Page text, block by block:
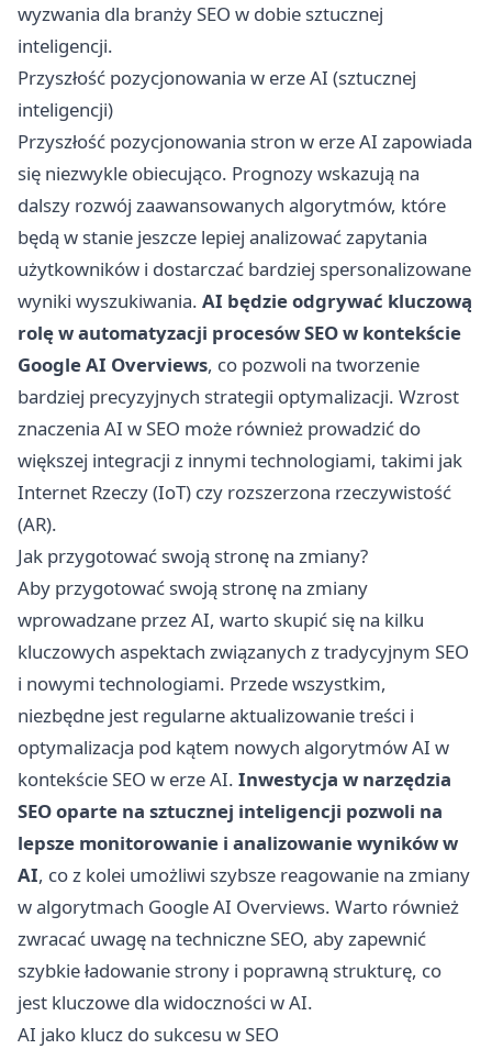
wyzwania dla branży SEO w dobie sztucznej
inteligencji.
Przyszłość pozycjonowania w erze AI (sztucznej
inteligencji)
Przyszłość pozycjonowania stron w erze AI zapowiada
się niezwykle obiecująco. Prognozy wskazują na
dalszy rozwój zaawansowanych algorytmów, które
będą w stanie jeszcze lepiej analizować zapytania
użytkowników i dostarczać bardziej spersonalizowane
wyniki wyszukiwania. AI będzie odgrywać kluczową
rolę w automatyzacji procesów SEO w kontekście
Google AI Overviews, co pozwoli na tworzenie
bardziej precyzyjnych strategii optymalizacji. Wzrost
znaczenia AI w SEO może również prowadzić do
większej integracji z innymi technologiami, takimi jak
Internet Rzeczy (IoT) czy rozszerzona rzeczywistość
(AR).
Jak przygotować swoją stronę na zmiany?
Aby przygotować swoją stronę na zmiany
wprowadzane przez AI, warto skupić się na kilku
kluczowych aspektach związanych z tradycyjnym SEO
i nowymi technologiami. Przede wszystkim,
niezbędne jest regularne aktualizowanie treści i
optymalizacja pod kątem nowych algorytmów AI w
kontekście SEO w erze AI. Inwestycja w narzędzia
SEO oparte na sztucznej inteligencji pozwoli na
lepsze monitorowanie i analizowanie wyników w
AI, co z kolei umożliwi szybsze reagowanie na zmiany
w algorytmach Google AI Overviews. Warto również
zwracać uwagę na techniczne SEO, aby zapewnić
szybkie ładowanie strony i poprawną strukturę, co
jest kluczowe dla widoczności w AI.
AI jako klucz do sukcesu w SEO